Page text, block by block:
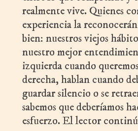
realmente vive. Quienes
experiencia la
bien: nuestros viejos
nuestro mejor
izquierda cuando
derecha, hablan cuando
guardar silencio o se
sabemos que deberíamos
esfuerzo. El lector